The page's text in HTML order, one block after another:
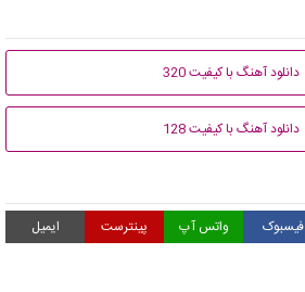
دانلود آهنگ با کیفیت 320
دانلود آهنگ با کیفیت 128
فیسبوک واتس آپ پینترست ایمیل